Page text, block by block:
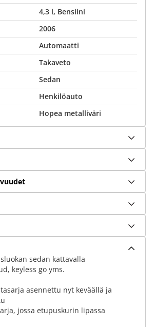
4,3 l, Bensiini
2006
Automaatti
Takaveto
Sedan
Henkilöauto
Hopea metalliväri
sedan kattavalla
keyless go yms.
asennettu nyt keväällä ja
jossa etupuskurin lipassa